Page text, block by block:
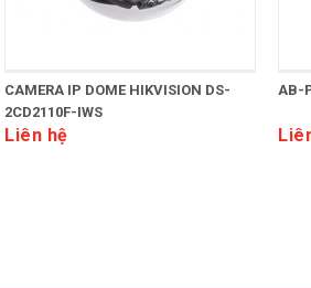
CAMERA IP DOME HIKVISION DS-
2CD2110F-IWS
Liên hệ
AB-